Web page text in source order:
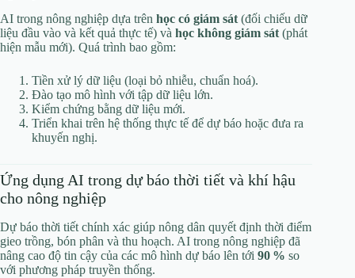
AI trong nông nghiệp dựa trên học có giám sát (đối chiếu dữ
liệu đầu vào và kết quả thực tế) và học không giám sát (phát
hiện mẫu mới). Quá trình bao gồm:
Tiền xử lý dữ liệu (loại bỏ nhiễu, chuẩn hoá).
Đào tạo mô hình với tập dữ liệu lớn.
Kiểm chứng bằng dữ liệu mới.
Triển khai trên hệ thống thực tế để dự báo hoặc đưa ra
khuyến nghị.
Ứng dụng AI trong dự báo thời tiết và khí hậu
cho nông nghiệp
Dự báo thời tiết chính xác giúp nông dân quyết định thời điểm
gieo trồng, bón phân và thu hoạch. AI trong nông nghiệp đã
nâng cao độ tin cậy của các mô hình dự báo lên tới 90 % so
với phương pháp truyền thống.